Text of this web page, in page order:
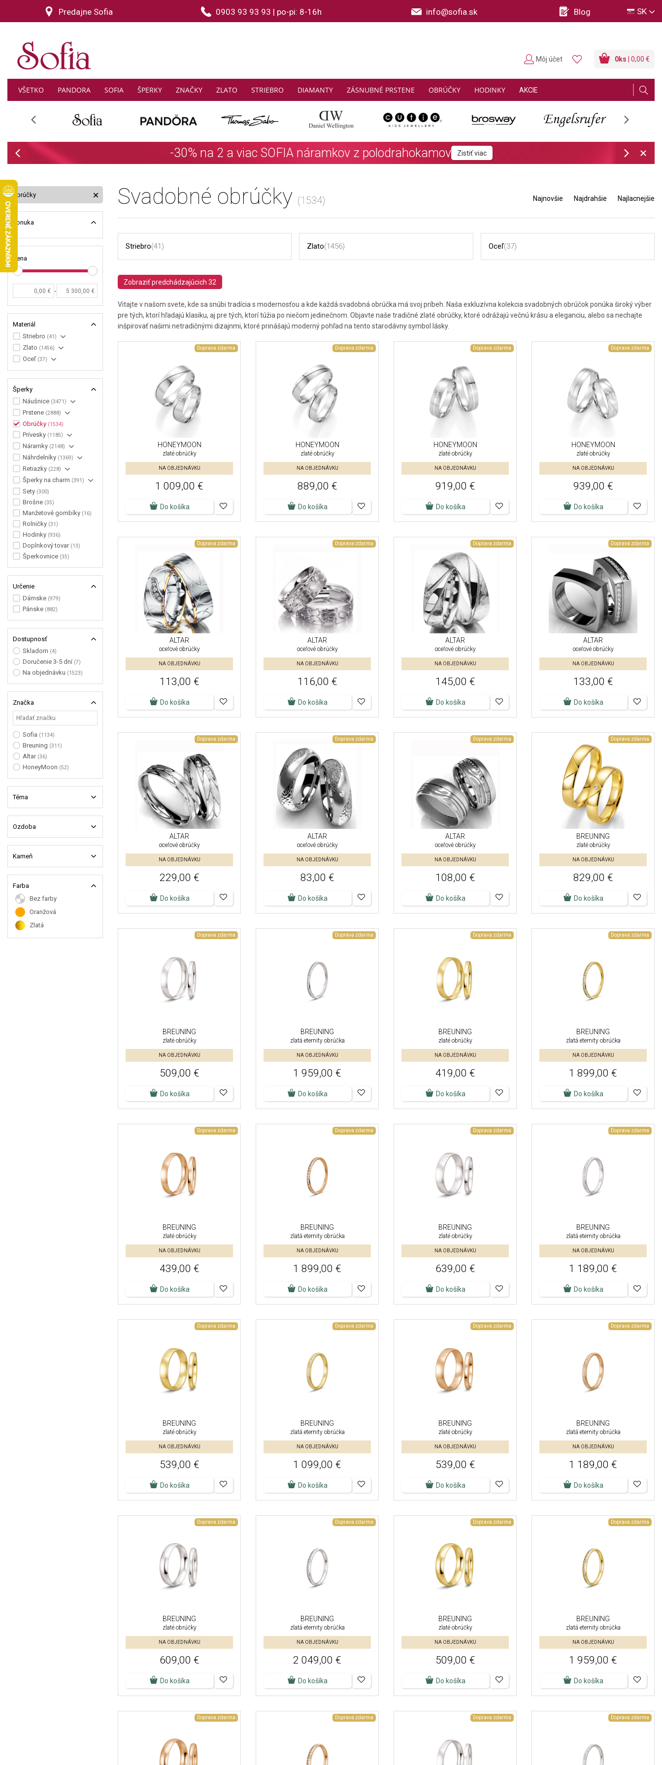
Predajne Sofia 0903 93 93 93 | po-pi: 8-16h info@sofia.sk Blog SK
VŠETKO PANDORA SOFIA ŠPERKY ZNAČKY ZLATO STRIEBRO DIAMANTY ZÁSNUBNÉ PRSTENE OBRÚČKY HODINKY AKCIE
0ks | 0,00 €
Môj účet
THOMAS SABO: Zbierajte a ušetrite Zistiť viac
Obrúčky
Ponuka
Cena
-
Materiál
Striebro (41)
Zlato (1456)
Oceľ (37)
Šperky
Náušnice (3471)
Prstene (2888)
Obrúčky (1534)
Prívesky (1185)
Náramky (2148)
Náhrdelníky (1369)
Retiazky (228)
Šperky na charm (391)
Sety (300)
Brošne (35)
Manžetové gombíky (16)
Rolničky (31)
Hodinky (936)
Doplnkový tovar(13)
Šperkovnice (35)
Určenie
Dámske (979)
Pánske (882)
Dostupnosť
Skladom (4)
Doručenie 3-5 dní (7)
Na objednávku (1523)
Značka
Sofia (1134)
Breuning (311)
Altar(36)
HoneyMoon (52)
Téma
Ozdoba
Kameň
Farba
Bez farby
Oranžová
Zlatá
Svadobné obrúčky (1534) Najnovšie Najdrahšie Najlacnejšie
Striebro(41) Zlato(1456) Oceľ(37)
Zobraziť predchádzajúcich 32
Vitajte v našom svete, kde sa snúbi tradícia s modernosťou a kde každá svadobná obrúčka má svoj príbeh. Naša exkluzívna kolekcia svadobných obrúčok ponúka široký výber
pre tých, ktorí hľadajú klasiku, aj pre tých, ktorí túžia po niečom jedinečnom. Objavte naše tradičné zlaté obrúčky, ktoré odrážajú večnú krásu a eleganciu, alebo sa nechajte
inšpirovať našimi netradičnými dizajnmi, ktoré prinášajú moderný pohľad na tento starodávny symbol lásky.
Doprava zdarma
HONEYMOON
zlaté obrúčky
NA OBJEDNÁVKU
1 009,00 €
Do košíka
Doprava zdarma
HONEYMOON
zlaté obrúčky
NA OBJEDNÁVKU
889,00 €
Do košíka
Doprava zdarma
HONEYMOON
zlaté obrúčky
NA OBJEDNÁVKU
919,00 €
Do košíka
Doprava zdarma
HONEYMOON
zlaté obrúčky
NA OBJEDNÁVKU
939,00 €
Do košíka
Doprava zdarma
ALTAR
oceľové obrúčky
NA OBJEDNÁVKU
113,00 €
Do košíka
Doprava zdarma
ALTAR
oceľové obrúčky
NA OBJEDNÁVKU
116,00 €
Do košíka
Doprava zdarma
ALTAR
oceľové obrúčky
NA OBJEDNÁVKU
145,00 €
Do košíka
Doprava zdarma
ALTAR
oceľové obrúčky
NA OBJEDNÁVKU
133,00 €
Do košíka
Doprava zdarma
ALTAR
oceľové obrúčky
NA OBJEDNÁVKU
229,00 €
Do košíka
Doprava zdarma
ALTAR
oceľové obrúčky
NA OBJEDNÁVKU
83,00 €
Do košíka
Doprava zdarma
ALTAR
oceľové obrúčky
NA OBJEDNÁVKU
108,00 €
Do košíka
Doprava zdarma
BREUNING
zlaté obrúčky
NA OBJEDNÁVKU
829,00 €
Do košíka
Doprava zdarma
BREUNING
zlaté obrúčky
NA OBJEDNÁVKU
509,00 €
Do košíka
Doprava zdarma
BREUNING
zlatá eternity obrúčka
NA OBJEDNÁVKU
1 959,00 €
Do košíka
Doprava zdarma
BREUNING
zlaté obrúčky
NA OBJEDNÁVKU
419,00 €
Do košíka
Doprava zdarma
BREUNING
zlatá eternity obrúčka
NA OBJEDNÁVKU
1 899,00 €
Do košíka
Doprava zdarma
BREUNING
zlaté obrúčky
NA OBJEDNÁVKU
439,00 €
Do košíka
Doprava zdarma
BREUNING
zlatá eternity obrúčka
NA OBJEDNÁVKU
1 899,00 €
Do košíka
Doprava zdarma
BREUNING
zlaté obrúčky
NA OBJEDNÁVKU
639,00 €
Do košíka
Doprava zdarma
BREUNING
zlatá eternity obrúčka
NA OBJEDNÁVKU
1 189,00 €
Do košíka
Doprava zdarma
BREUNING
zlaté obrúčky
NA OBJEDNÁVKU
539,00 €
Do košíka
Doprava zdarma
BREUNING
zlatá eternity obrúčka
NA OBJEDNÁVKU
1 099,00 €
Do košíka
Doprava zdarma
BREUNING
zlaté obrúčky
NA OBJEDNÁVKU
539,00 €
Do košíka
Doprava zdarma
BREUNING
zlatá eternity obrúčka
NA OBJEDNÁVKU
1 189,00 €
Do košíka
Doprava zdarma
BREUNING
zlaté obrúčky
NA OBJEDNÁVKU
609,00 €
Do košíka
Doprava zdarma
BREUNING
zlatá eternity obrúčka
NA OBJEDNÁVKU
2 049,00 €
Do košíka
Doprava zdarma
BREUNING
zlaté obrúčky
NA OBJEDNÁVKU
509,00 €
Do košíka
Doprava zdarma
BREUNING
zlatá eternity obrúčka
NA OBJEDNÁVKU
1 959,00 €
Do košíka
Doprava zdarma Doprava zdarma Doprava zdarma Doprava zdarma